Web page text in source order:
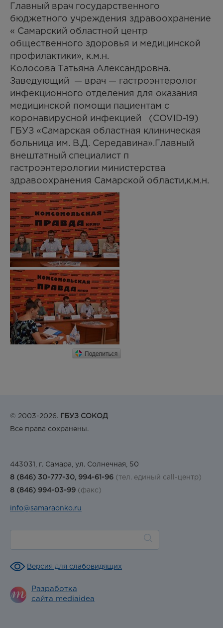
Главный врач государственного
бюджетного учреждения здравоохранение
« Самарский областной центр
общественного здоровья и медицинской
профилактики», к.м.н.
Колосова Татьяна Александровна.
Заведующий — врач — гастроэнтеролог
инфекционного отделения для оказания
медицинской помощи пациентам с
коронавирусной инфекцией (COVID-19)
ГБУЗ «Самарская областная клиническая
больница им. В.Д. Середавина».Главный
внештатный специалист п
гастроэнтерологии министерства
здравоохранения Самарской области,к.м.н.
© 2003-2026. ГБУЗ СОКОД
Все права сохранены.
443031, г. Самара, ул. Солнечная, 50
8 (846) 30-777-30, 994-61-96 (тел. единый call-центр)
8 (846) 994-03-99 (факс)
info@samaraonko.ru
Версия для слабовидящих
Разработка
сайта mediaidea